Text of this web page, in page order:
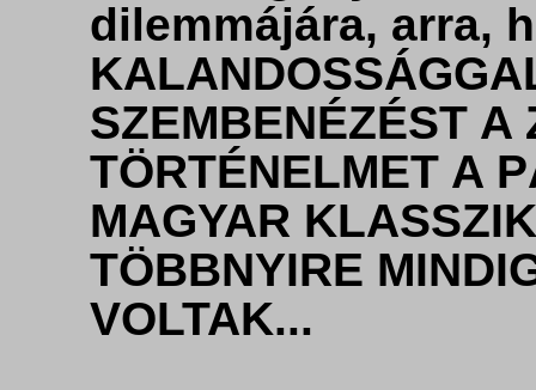
dilemmájára, arra,
SZEMBENÉZÉST A
TÖRTÉNELMET A
MAGYAR
TÖBBNYIRE
VOLTAK...